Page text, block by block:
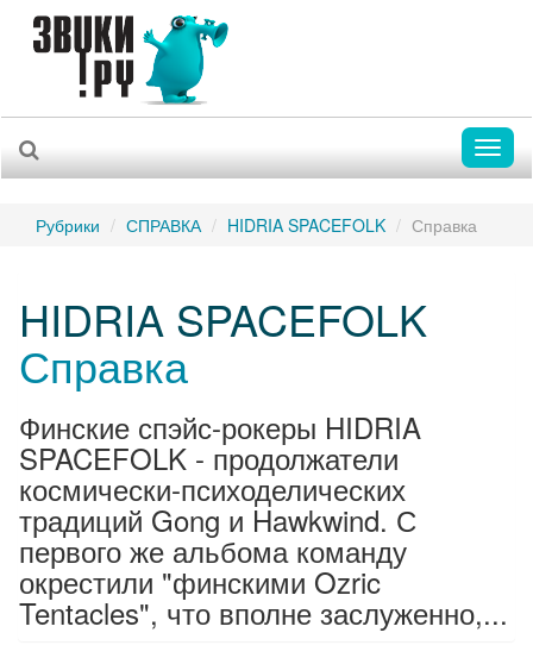
Рубрики СПРАВКА HIDRIA SPACEFOLK Справка
HIDRIA SPACEFOLK
Справка
Финские спэйс-рокеры HIDRIA
SPACEFOLK - продолжатели
космически-психоделических
традиций Gong и Hawkwind. С
первого же альбома команду
окрестили "финскими Ozric
Tentacles", что вполне заслуженно,...